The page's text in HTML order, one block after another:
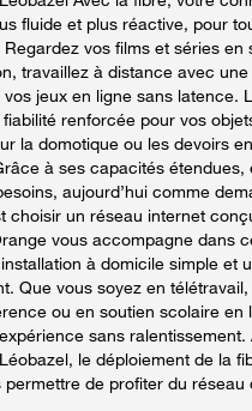
fluide et plus réactive, pour
vos films et séries en
travaillez à distance avec
jeux en ligne sans latence.
renforcée pour vos
la domotique ou les devoirs
à ses capacités étendues,
aujourd’hui comme
choisir un réseau internet
vous accompagne dans
à domicile simple et
Que vous soyez en télétravail,
ou en soutien scolaire en
sans ralentissement.
le déploiement de la
permettre de profiter du réseau